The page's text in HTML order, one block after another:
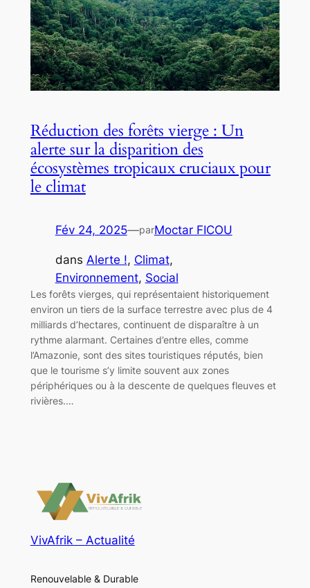
Réduction des forêts vierge : Un
alerte sur la disparition des
écosystèmes tropicaux cruciaux pour
le climat
Fév 24, 2025—parMoctar FICOU
dans Alerte !, Climat
Environnement, Social
Les forêts vierges, qui représentaient historiquement
environ un tiers de la surface terrestre avec plus de 4
milliards d’hectares, continuent de disparaître à un
rythme alarmant. Certaines d’entre elles, comme
l’Amazonie, sont des sites touristiques réputés, bien
que le tourisme s’y limite souvent aux zones
périphériques ou à la descente de quelques fleuves et
rivières.…
VivAfrik – Actualité
Renouvelable & Durable